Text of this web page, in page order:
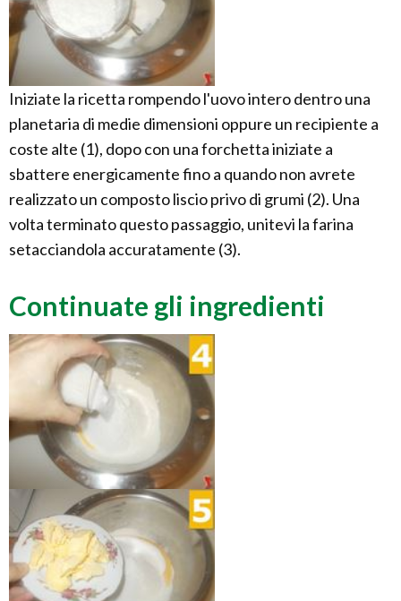
Iniziate la ricetta rompendo l'uovo intero dentro una
planetaria di medie dimensioni oppure un recipiente a
coste alte (1), dopo con una forchetta iniziate a
sbattere energicamente fino a quando non avrete
realizzato un composto liscio privo di grumi (2). Una
volta terminato questo passaggio, unitevi la farina
setacciandola accuratamente (3).
Continuate gli ingredienti